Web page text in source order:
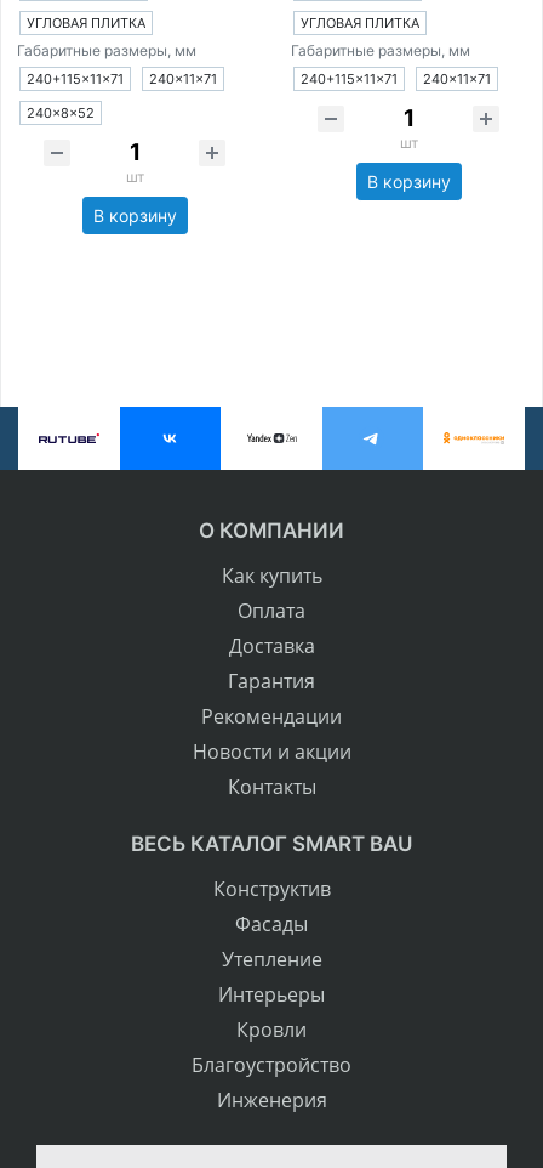
УГЛОВАЯ ПЛИТКА
Габаритные размеры, мм
240+115×11×71
240×11×71
240×8×52
шт
В корзину
УГЛОВАЯ ПЛИТКА
Габаритные размеры, мм
240+115×11×71 240×11×71
шт
В корзину
О КОМПАНИИ
Как купить
Оплата
Доставка
Гарантия
Рекомендации
Новости и акции
Контакты
ВЕСЬ КАТАЛОГ SMART BAU
Конструктив
Фасады
Утепление
Интерьеры
Кровли
Благоустройство
Инженерия